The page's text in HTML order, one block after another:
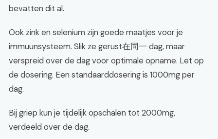
bevatten dit al.
Ook zink en selenium zijn goede maatjes voor je
immuunsysteem. Slik ze gerust在同一 dag, maar
verspreid over de dag voor optimale opname. Let op
de dosering. Een standaarddosering is 1000mg per
dag.
Bij griep kun je tijdelijk opschalen tot 2000mg,
verdeeld over de dag.